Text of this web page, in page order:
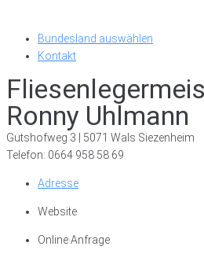
Bundesland auswählen
Kontakt
Ronny Uhlmann
Gutshofweg 3 | 5071 Wals Siezenheim
Telefon: 0664 958 58 69
Adresse
Website
Online Anfrage